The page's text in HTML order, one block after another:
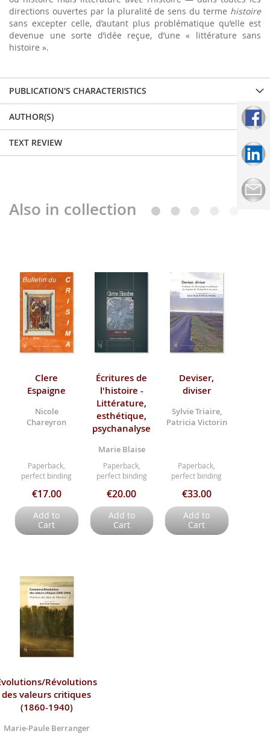
directions ouvertes par la pluralité de sens du terme histoire
sans excepter celle, d’autant plus problématique qu’elle est
devenue une sorte d’idée reçue, d’une « littérature sans
histoire ».
PUBLICATION'S CHARACTERISTICS
AUTHOR(S)
TEXT REVIEW
Also in collection
Clere
Espaigne
Nicole
Chareyron
Paperback,
perfect binding
€17.00
Add to
Cart
Écritures de
l'histoire -
Littérature,
esthétique,
psychanalyse
Marie Blaise
Paperback,
perfect binding
€20.00
Add to
Cart
Deviser,
diviser
Sylvie Triaire,
Patricia Victorin
Paperback,
perfect binding
€33.00
Add to
Cart
Révolutions
des valeurs critiques
(1860-1940)
Marie-Paule Berranger